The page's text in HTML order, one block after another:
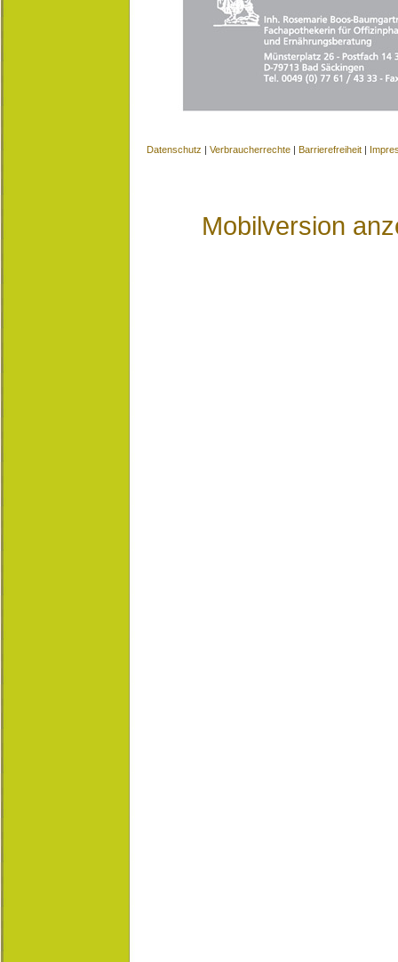
Datenschutz | Verbraucherrechte | Barrierefreiheit |
Mobilversion